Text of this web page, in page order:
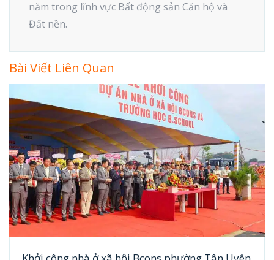
năm trong lĩnh vực Bất động sản Căn hộ và
Đất nền.
Bài Viết Liên Quan